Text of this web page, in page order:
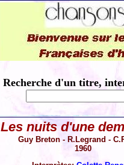
Recherche d'un titre,
Les nuits d'une
Guy Breton - R.Legrand -
1960